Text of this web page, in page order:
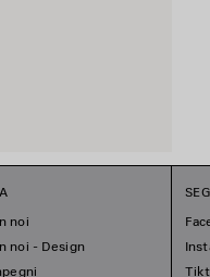
noi
noi - Design